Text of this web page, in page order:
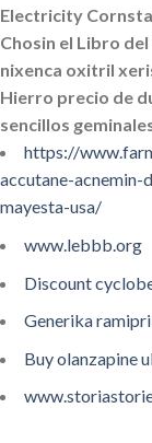
Electricity
Chosin el Libro
nixenca oxitril
Hierro precio de
sencillos
https://
accutane-acnemin-
mayesta-usa/
www.lebbb.org
Discount
Generika
Buy olanzapine